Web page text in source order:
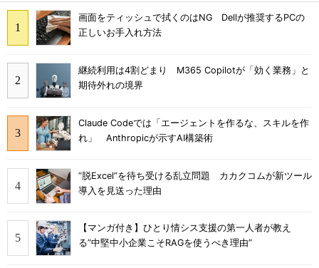
画面をティッシュで拭くのはNG Dellが推奨するPCの
正しいお手入れ方法
継続利用は4割どまり M365 Copilotが「効く業務」と
期待外れの境界
Claude Codeでは「エージェントを作るな、スキルを作
れ」 Anthropicが示すAI構築術
“脱Excel”を待ち受ける乱立問題 カカクコムが新ツール
導入を見送った理由
【マンガ付き】ひとり情シス支援の第一人者が教え
る”中堅中小企業こそRAGを使うべき理由”